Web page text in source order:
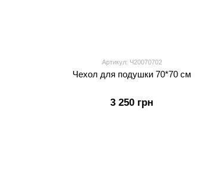
Артикул: Ч20070702
Чехол для подушки 70*70 см
3 250 грн